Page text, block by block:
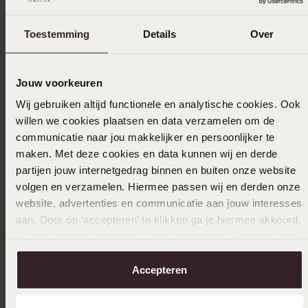
Toestemming Details Over
Jouw voorkeuren
Wij gebruiken altijd functionele en analytische cookies. Ook
willen we cookies plaatsen en data verzamelen om de
communicatie naar jou makkelijker en persoonlijker te
maken. Met deze cookies en data kunnen wij en derde
partijen jouw internetgedrag binnen en buiten onze website
volgen en verzamelen. Hiermee passen wij en derden onze
website, advertenties en communicatie aan jouw interesses
aan. Door op ‘accepteren’ te klikken ga je hiermee akkoord.
over in onscookiebeleid.
Accepteren
In winkelmandje
Ook leuk voor jou